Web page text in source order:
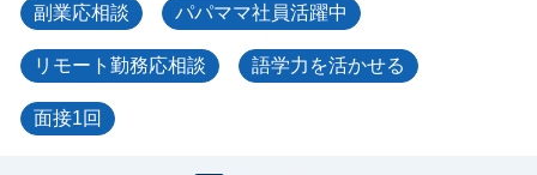
副業応相談 パパママ社員活躍中
リモート勤務応相談 語学力を活かせる
面接1回